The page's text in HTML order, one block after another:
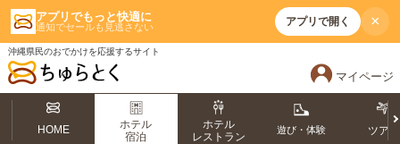
アプリでもっと快適に
通知でセールも見逃さない アプリで開く ×
沖縄県民のおでかけを応援するサイト
マイページ
HOME
ホテル
宿泊
ホテル
レストラン
遊び・体験 ツアー